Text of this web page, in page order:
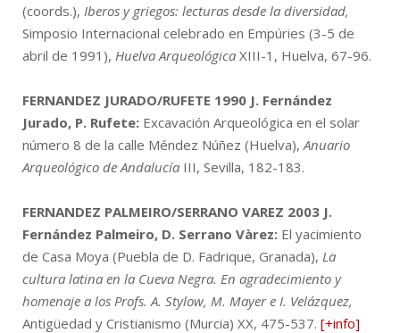
(coords.), Iberos y griegos: lecturas desde la diversidad,
Simposio Internacional celebrado en Empúries (3-5 de
abril de 1991), Huelva Arqueológica XIII-1, Huelva, 67-96.
FERNANDEZ JURADO/RUFETE 1990 J. Fernández
Jurado, P. Rufete: Excavación Arqueológica en el solar
número 8 de la calle Méndez Núñez (Huelva), Anuario
Arqueológico de Andalucía III, Sevilla, 182-183.
FERNANDEZ PALMEIRO/SERRANO VAREZ 2003 J.
Fernández Palmeiro, D. Serrano Vàrez: El yacimiento
de Casa Moya (Puebla de D. Fadrique, Granada), La
cultura latina en la Cueva Negra. En agradecimiento y
homenaje a los Profs. A. Stylow, M. Mayer e I. Velázquez,
Antigüedad y Cristianismo (Murcia) XX, 475-537. [+info]